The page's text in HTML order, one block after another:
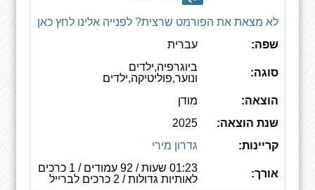
לא מצאת את הפורמט שרצית? לפנייה אלינו לחץ כאן
שפה:
עברית
סוגה:
ביוגרפיה,ילדים
ונוער,פוליטיקה,ילדים
הוצאה:
מודן
שנת הוצאה:
2025
קריינות:
גדרון מירי
אורך:
01:23 שעות / 92 עמודים / 1 כרכים
לאותיות גדולות / 2 כרכים לברייל